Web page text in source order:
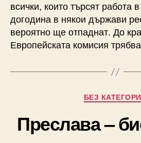
всички, които търсят работа
догодина в някои държави
вероятно ще отпаднат. До
Европейската комисия
БЕЗ
Преслава –